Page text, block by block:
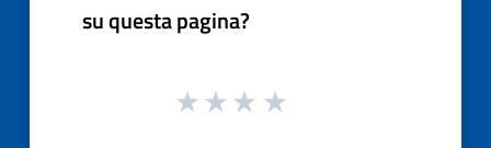
su questa pagina?